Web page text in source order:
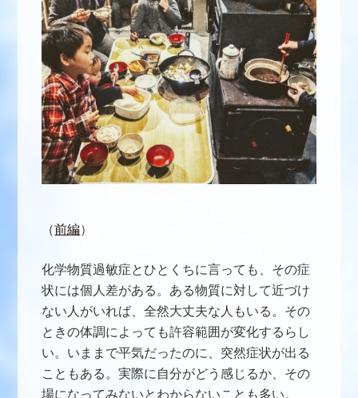
（前編）
化学物質過敏症とひとくちに言っても、その症
状には個人差がある。ある物質に対して近づけ
ない人がいれば、全然大丈夫な人もいる。その
ときの体調によっても許容範囲が変化するらし
い。いままで平気だったのに、突然症状が出る
こともある。実際に自分がどう感じるか、その
場になってみないとわからないことも多い。